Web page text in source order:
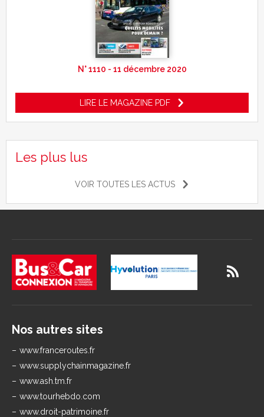
N° 1110 - 11 décembre 2020
LIRE LE MAGAZINE PDF
Les plus lus
VOIR TOUTES LES ACTUS
Nos autres sites
www.franceroutes.fr
www.supplychainmagazine.fr
www.ash.tm.fr
www.tourhebdo.com
www.droit-patrimoine.fr